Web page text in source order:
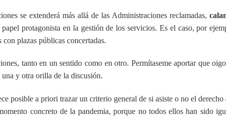
se extenderá más allá de las Administraciones reclamadas,
protagonista en la gestión de los servicios. Es el caso, por
plazas públicas concertadas.
tanto en un sentido como en otro. Permítaseme aportar que
y otra orilla de la discusión.
posible a priori trazar un criterio general de si asiste o no el derecho
concreto de la pandemia, porque no todos ellos han sido